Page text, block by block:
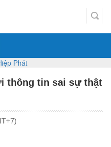
thông tin sai sự thật